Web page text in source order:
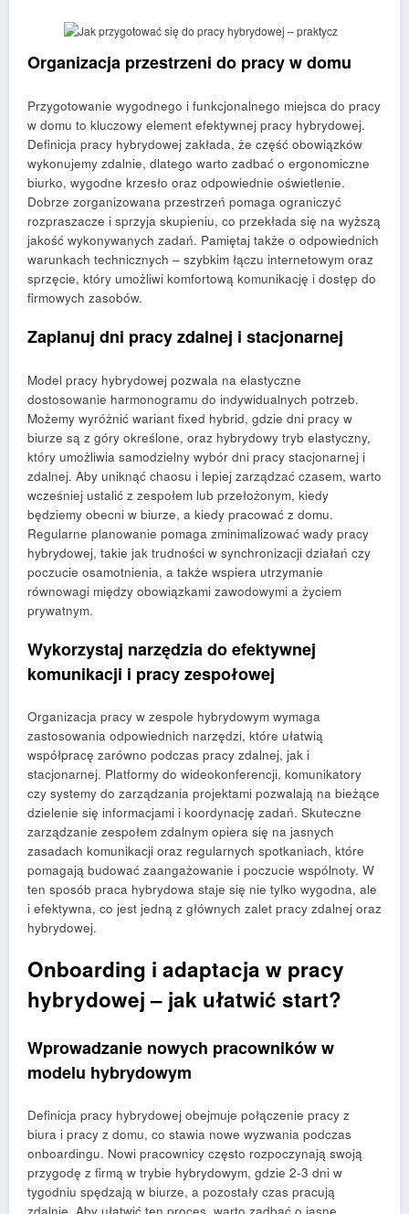
Organizacja przestrzeni do pracy w domu
Przygotowanie wygodnego i funkcjonalnego miejsca do pracy
w domu to kluczowy element efektywnej pracy hybrydowej.
Definicja pracy hybrydowej zakłada, że część obowiązków
wykonujemy zdalnie, dlatego warto zadbać o ergonomiczne
biurko, wygodne krzesło oraz odpowiednie oświetlenie.
Dobrze zorganizowana przestrzeń pomaga ograniczyć
rozpraszacze i sprzyja skupieniu, co przekłada się na wyższą
jakość wykonywanych zadań. Pamiętaj także o odpowiednich
warunkach technicznych – szybkim łączu internetowym oraz
sprzęcie, który umożliwi komfortową komunikację i dostęp do
firmowych zasobów.
Zaplanuj dni pracy zdalnej i stacjonarnej
Model pracy hybrydowej pozwala na elastyczne
dostosowanie harmonogramu do indywidualnych potrzeb.
Możemy wyróżnić wariant fixed hybrid, gdzie dni pracy w
biurze są z góry określone, oraz hybrydowy tryb elastyczny,
który umożliwia samodzielny wybór dni pracy stacjonarnej i
zdalnej. Aby uniknąć chaosu i lepiej zarządzać czasem, warto
wcześniej ustalić z zespołem lub przełożonym, kiedy
będziemy obecni w biurze, a kiedy pracować z domu.
Regularne planowanie pomaga zminimalizować wady pracy
hybrydowej, takie jak trudności w synchronizacji działań czy
poczucie osamotnienia, a także wspiera utrzymanie
równowagi między obowiązkami zawodowymi a życiem
prywatnym.
Wykorzystaj narzędzia do efektywnej
komunikacji i pracy zespołowej
Organizacja pracy w zespole hybrydowym wymaga
zastosowania odpowiednich narzędzi, które ułatwią
współpracę zarówno podczas pracy zdalnej, jak i
stacjonarnej. Platformy do wideokonferencji, komunikatory
czy systemy do zarządzania projektami pozwalają na bieżące
dzielenie się informacjami i koordynację zadań. Skuteczne
zarządzanie zespołem zdalnym opiera się na jasnych
zasadach komunikacji oraz regularnych spotkaniach, które
pomagają budować zaangażowanie i poczucie wspólnoty. W
ten sposób praca hybrydowa staje się nie tylko wygodna, ale
i efektywna, co jest jedną z głównych zalet pracy zdalnej oraz
hybrydowej.
Onboarding i adaptacja w pracy
hybrydowej – jak ułatwić start?
Wprowadzanie nowych pracowników w
modelu hybrydowym
Definicja pracy hybrydowej obejmuje połączenie pracy z
biura i pracy z domu, co stawia nowe wyzwania podczas
onboardingu. Nowi pracownicy często rozpoczynają swoją
przygodę z firmą w trybie hybrydowym, gdzie 2-3 dni w
tygodniu spędzają w biurze, a pozostały czas pracują